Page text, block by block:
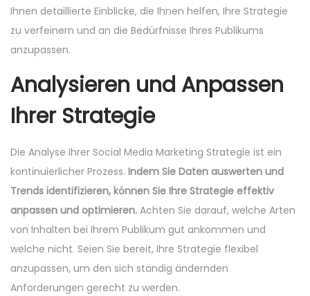
Ihnen detaillierte Einblicke, die Ihnen helfen, Ihre Strategie
zu verfeinern und an die Bedürfnisse Ihres Publikums
anzupassen.
Analysieren und Anpassen
Ihrer Strategie
Die Analyse Ihrer Social Media Marketing Strategie ist ein
kontinuierlicher Prozess. Indem Sie Daten auswerten und
Trends identifizieren, können Sie Ihre Strategie effektiv
anpassen und optimieren. Achten Sie darauf, welche Arten
von Inhalten bei Ihrem Publikum gut ankommen und
welche nicht. Seien Sie bereit, Ihre Strategie flexibel
anzupassen, um den sich ständig ändernden
Anforderungen gerecht zu werden.